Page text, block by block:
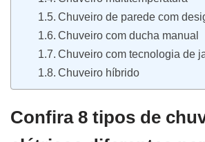
Chuveiro de parede com
Chuveiro com ducha manual
Chuveiro com tecnologia de
Chuveiro híbrido
Confira 8 tipos de